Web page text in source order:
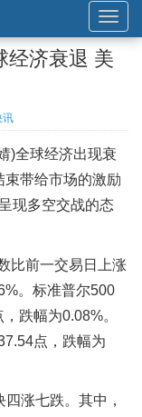
展
开
或
导
航
经济衰退 美
讯
)全球经济出现衰
束带给市场的激励
现多空交战的态
比前一交易日上涨
。标准普尔500
跌幅为0.08%。
点，跌幅为
涨七跌。其中，